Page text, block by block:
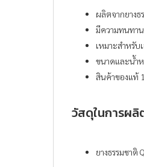
ผลิตจากยาง
มีความทนทาน
เหมาะสำหรั
ขนาดและน้ำ
สินค้าของแท้
วัสดุในการผลิ
ยางธรรมชาติ